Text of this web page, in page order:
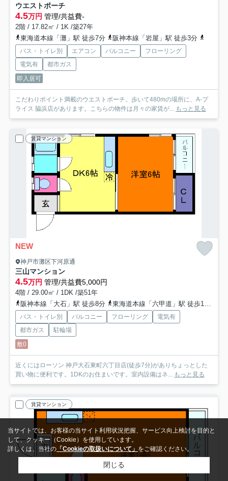
ウエストポーチ
4.5万円 管理/共益費-
2階 / 17.82㎡ / 1K /築27年
東海道本線「灘」駅 徒歩7分
阪神本線「岩屋」駅 徒歩3分
バス・トイレ別 エアコン バルコニー
フローリング
電気有
都市ガス
即入居可
こだわりポイント満載のウエストポーチ。歩いて480mの場所に、A-プ
ライス 脇浜店があります。こちらの物件は月々の家賃が...
もっと見る
賃貸マンション
NEW
神戸市灘区下河原通
三山マンション
4.5万円 管理/共益費5,000円
4階 / 29.00㎡ / 1DK /築51年
阪神本線「大石」駅 徒歩8分
東海道本線「六甲道」駅 徒歩10分
バス・トイレ別 バルコニー フローリング
電気有
都市ガス
駐輪場
敷0
近くにはローソン 神戸大石東町六丁目店(徒歩7分)がありちょっとした
買い物に便利です。1DKのお住まいです。室内設備はネ... もっと見る
賃貸マンション
当サイトでは、お客様の当サイト利用状況把握、サービス向上検討を目的と
して、クッキー（Cookie）を使用しています。
詳しくは、当社の 「Cookieの取扱いについて」 をご確認ください。
閉じる